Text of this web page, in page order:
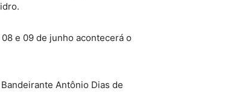
e 09 de junho acontecerá o
Antônio Dias de